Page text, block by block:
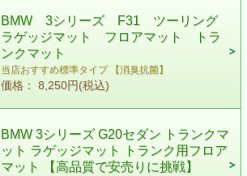
BMW 3シリーズ F31 ツーリング
ラゲッジマット フロアマット トラ
ンクマット
当店おすすめ標準タイプ 【消臭抗菌】
価格： 8,250円(税込)
BMW 3シリーズ G20セダン トランクマ
ット ラゲッジマット トランク用フロア
マット 【高品質で安売りに挑戦】